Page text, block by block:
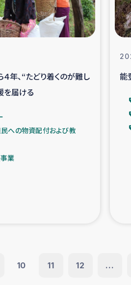
年、“たどり着くのが難し
を届ける
への物資配付および教
業
能
10 11 12 ...